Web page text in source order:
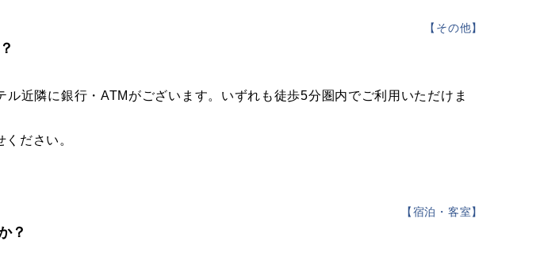
【 その他】
近隣に銀行・ATMがございます。いずれも徒歩5分圏内でご利用いただけま
ださい。
【宿泊・客室】
？